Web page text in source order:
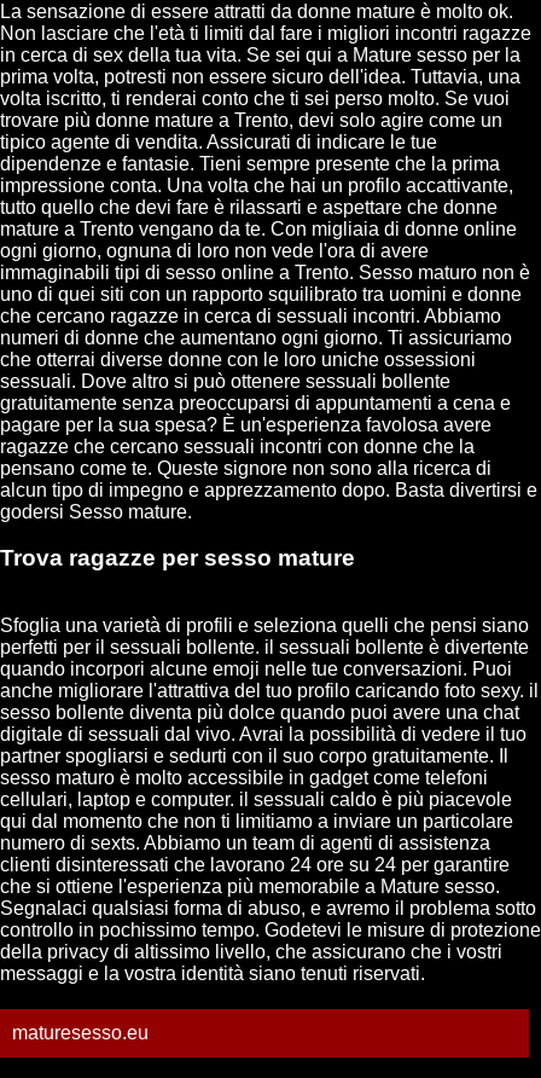
La sensazione di essere attratti da donne mature è molto ok.
Non lasciare che l'età ti limiti dal fare i migliori incontri ragazze
in cerca di sex della tua vita. Se sei qui a Mature sesso per la
prima volta, potresti non essere sicuro dell'idea. Tuttavia, una
volta iscritto, ti renderai conto che ti sei perso molto. Se vuoi
trovare più donne mature a Trento, devi solo agire come un
tipico agente di vendita. Assicurati di indicare le tue
dipendenze e fantasie. Tieni sempre presente che la prima
impressione conta. Una volta che hai un profilo accattivante,
tutto quello che devi fare è rilassarti e aspettare che donne
mature a Trento vengano da te. Con migliaia di donne online
ogni giorno, ognuna di loro non vede l'ora di avere
immaginabili tipi di sesso online a Trento. Sesso maturo non è
uno di quei siti con un rapporto squilibrato tra uomini e donne
che cercano ragazze in cerca di sessuali incontri. Abbiamo
numeri di donne che aumentano ogni giorno. Ti assicuriamo
che otterrai diverse donne con le loro uniche ossessioni
sessuali. Dove altro si può ottenere sessuali bollente
gratuitamente senza preoccuparsi di appuntamenti a cena e
pagare per la sua spesa? È un'esperienza favolosa avere
ragazze che cercano sessuali incontri con donne che la
pensano come te. Queste signore non sono alla ricerca di
alcun tipo di impegno e apprezzamento dopo. Basta divertirsi e
godersi Sesso mature.
Trova ragazze per sesso mature
Sfoglia una varietà di profili e seleziona quelli che pensi siano
perfetti per il sessuali bollente. il sessuali bollente è divertente
quando incorpori alcune emoji nelle tue conversazioni. Puoi
anche migliorare l'attrattiva del tuo profilo caricando foto sexy. il
sesso bollente diventa più dolce quando puoi avere una chat
digitale di sessuali dal vivo. Avrai la possibilità di vedere il tuo
partner spogliarsi e sedurti con il suo corpo gratuitamente. Il
sesso maturo è molto accessibile in gadget come telefoni
cellulari, laptop e computer. il sessuali caldo è più piacevole
qui dal momento che non ti limitiamo a inviare un particolare
numero di sexts. Abbiamo un team di agenti di assistenza
clienti disinteressati che lavorano 24 ore su 24 per garantire
che si ottiene l'esperienza più memorabile a Mature sesso.
Segnalaci qualsiasi forma di abuso, e avremo il problema sotto
controllo in pochissimo tempo. Godetevi le misure di protezione
della privacy di altissimo livello, che assicurano che i vostri
messaggi e la vostra identità siano tenuti riservati.
maturesesso.eu